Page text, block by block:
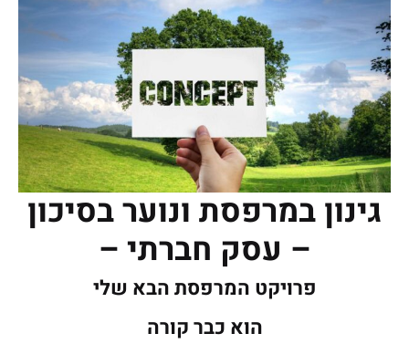
גינון במרפסת ונוער בסיכון
– עסק חברתי –
פרויקט המרפסת הבא שלי
הוא כבר קורה